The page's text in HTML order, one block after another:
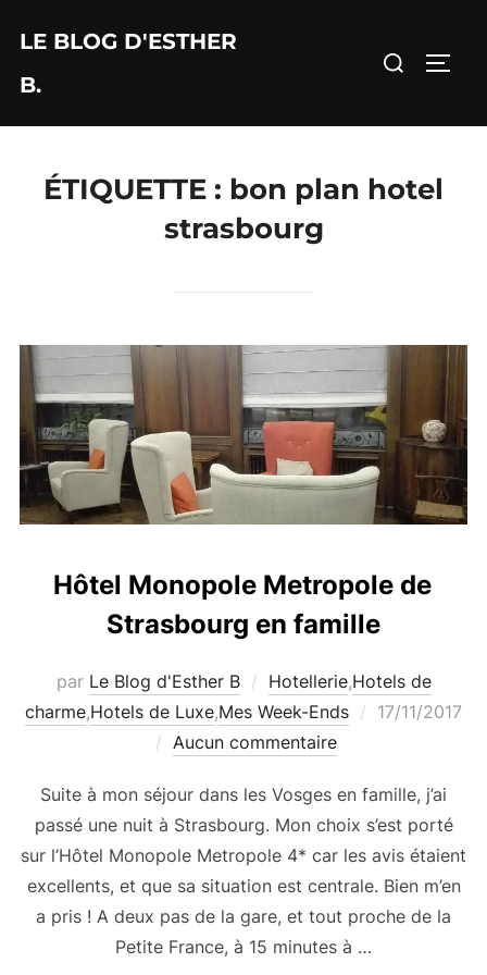
contenu
LE BLOG D'ESTHER
B.
Rechercher :
ÉTIQUETTE : bon plan hotel
strasbourg
Hôtel Monopole Metropole de
Strasbourg en famille
par Le Blog d'Esther B Hotellerie,Hotels de
charme,Hotels de Luxe,Mes Week-Ends
Publié
17/11/2017
Aucun commentaire
Suite à mon séjour dans les Vosges en famille, j’ai
passé une nuit à Strasbourg. Mon choix s’est porté
sur l’Hôtel Monopole Metropole 4* car les avis étaient
excellents, et que sa situation est centrale. Bien m’en
a pris ! A deux pas de la gare, et tout proche de la
Petite France, à 15 minutes à …